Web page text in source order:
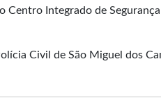
Centro Integrado de Segurança
Civil de São Miguel dos